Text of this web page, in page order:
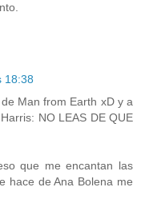
18:38
Man from Earth xD y a
NO LEAS DE QUE
que me encantan las
hace de Ana Bolena me